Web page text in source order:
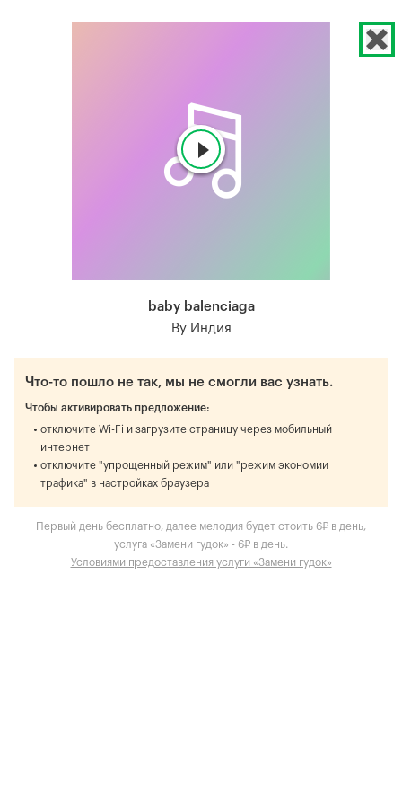
baby balenciaga
By Индия
Что-то пошло не так, мы не смогли вас узнать.
Чтобы активировать предложение:
отключите Wi-Fi и загрузите страницу через мобильный
интернет
отключите "упрощенный режим" или "режим экономии
трафика" в настройках браузера
Первый день бесплатно, далее мелодия будет стоить 6₽ в день,
услуга «Замени гудок» - 6₽ в день.
Условиями предоставления услуги «Замени гудок»